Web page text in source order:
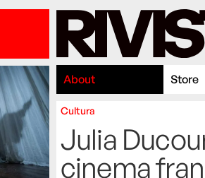
About Store
Cultura
Julia
cinema